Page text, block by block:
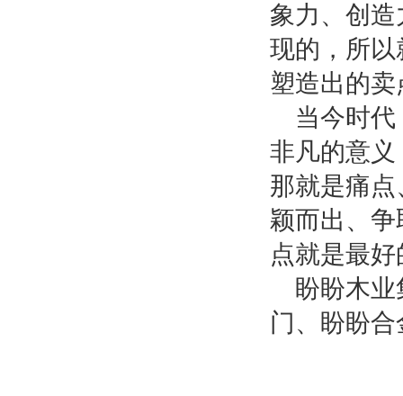
象力、创造
现的，所
塑造出的
当今时
非凡的意
那就是痛
颖而出、
点就是最
盼盼木
门、盼盼